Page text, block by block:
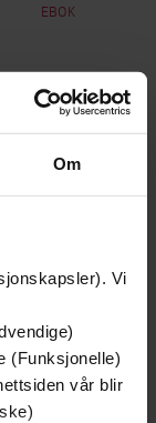
Om
Vi
(Funksjonelle)
vår blir
EBOK
Premium